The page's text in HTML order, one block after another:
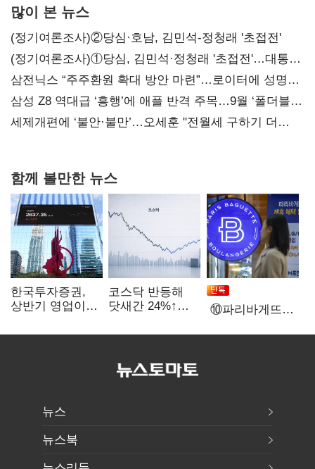
많이 본 뉴스
(정기여론조사)②당심·호남, 김민석-정청래 '초접전'
(정기여론조사)①당심, 김민석·정청래 '초접전'…대통령
지지도 '50% 아래로'(종합)
삼전닉스 “주주환원 확대 방안 마련”…로이터에 성명
보내
삼성 Z8 역대급 ‘흥행’에 애플 반격 주목…9월 ‘폴더블
대전’
세제개편에 ‘불안·불만’…오세훈 "전월세 구하기 더
함께 볼만한 뉴스
한국투자증권,
상반기 영업이익
전년비 89.1%↑
코스닥 반등해
닷새간 24%↑…
언제
⑩파리바게뜨
'용역 제빵기사
뉴스
뉴스북